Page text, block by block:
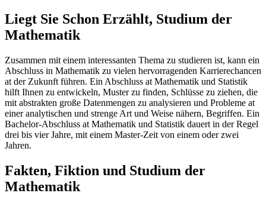
Liegt Sie Schon Erzählt, Studium der
Mathematik
Zusammen mit einem interessanten Thema zu studieren ist, kann ein
Abschluss in Mathematik zu vielen hervorragenden Karrierechancen
at der Zukunft führen. Ein Abschluss at Mathematik und Statistik
hilft Ihnen zu entwickeln, Muster zu finden, Schlüsse zu ziehen, die
mit abstrakten große Datenmengen zu analysieren und Probleme at
einer analytischen und strenge Art und Weise nähern, Begriffen. Ein
Bachelor-Abschluss at Mathematik und Statistik dauert in der Regel
drei bis vier Jahre, mit einem Master-Zeit von einem oder zwei
Jahren.
Fakten, Fiktion und Studium der
Mathematik